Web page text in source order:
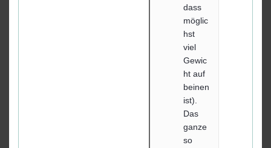
dass
möglic
hst
viel
Gewic
ht auf
beinen
ist).
Das
ganze
so